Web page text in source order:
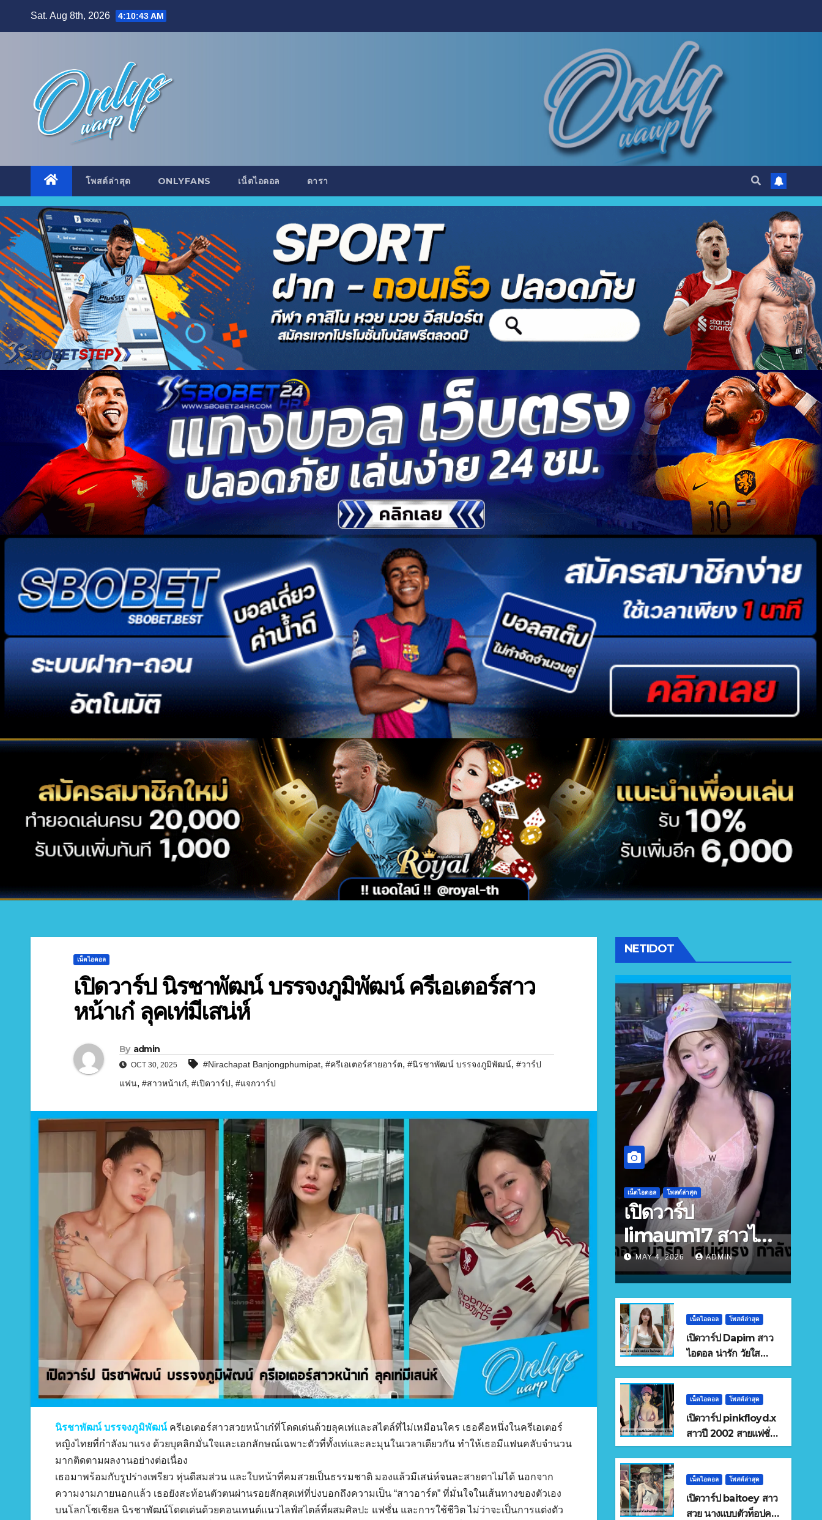
Sat. Aug 8th, 2026 4:10:46 AM
โพสต์ล่าสุด ONLYFANS เน็ตไอดอล ดารา
เน็ตไอดอล
เปิดวาร์ป นิรชาพัฒน์ บรรจงภูมิพัฒน์ ครีเอเตอร์สาว
หน้าเก๋ ลุคเท่มีเสน่ห์
By admin
OCT 30, 2025 #Nirachapat Banjongphumipat, #ครีเอเตอร์สายอาร์ต, #นิรชาพัฒน์ บรรจงภูมิพัฒน์, #วาร์ป
แฟน, #สาวหน้าเก๋, #เปิดวาร์ป, #แจกวาร์ป
นิรชาพัฒน์ บรรจงภูมิพัฒน์ ครีเอเตอร์สาวสวยหน้าเก๋ที่โดดเด่นด้วยลุคเท่และสไตล์ที่ไม่เหมือนใคร เธอคือหนึ่งในครีเอเตอร์
หญิงไทยที่กำลังมาแรง ด้วยบุคลิกมั่นใจและเอกลักษณ์เฉพาะตัวที่ทั้งเท่และละมุนในเวลาเดียวกัน ทำให้เธอมีแฟนคลับจำนวน
มากติดตามผลงานอย่างต่อเนื่อง
เธอมาพร้อมกับรูปร่างเพรียว หุ่นดีสมส่วน และใบหน้าที่คมสวยเป็นธรรมชาติ มองแล้วมีเสน่ห์จนละสายตาไม่ได้ นอกจาก
ความงามภายนอกแล้ว เธอยังสะท้อนตัวตนผ่านรอยสักสุดเท่ที่บ่งบอกถึงความเป็น “สาวอาร์ต” ที่มั่นใจในเส้นทางของตัวเอง
บนโลกโซเชียล นิรชาพัฒน์โดดเด่นด้วยคอนเทนต์แนวไลฟ์สไตล์ที่ผสมศิลปะ แฟชั่น และการใช้ชีวิต ไม่ว่าจะเป็นการแต่งตัว
NETIDOT
เน็ตไอดอล โพสต์ล่าสุด
เปิดวาร์ป
limaum17 สาวไอ
ดอล น่ารัก เสน่ห์แรง
กำลังมาแรง
MAY 4, 2026 ADMIN
เน็ตไอดอล โพสต์ล่าสุด
เปิดวาร์ป Dapim สาว
ไอดอล น่ารัก วัยใส
เสน่ห์แรง โดนใจหนุ่มๆ
เน็ตไอดอล โพสต์ล่าสุด
เปิดวาร์ป pinkfloyd.x
สาวปี 2002 สายแฟชั่น
ไลฟ์สไตล์ เด็กGen Z
เน็ตไอดอล โพสต์ล่าสุด
เปิดวาร์ป baitoey สาว
สวย นางแบบตัวท็อปคน